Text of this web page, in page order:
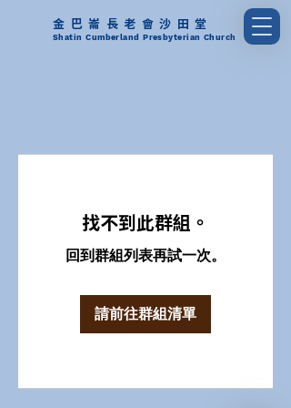
金巴崙長老會沙田堂
Shatin Cumberland Presbyterian Church
找不到此群組。
回到群組列表再試一次。
請前往群組清單